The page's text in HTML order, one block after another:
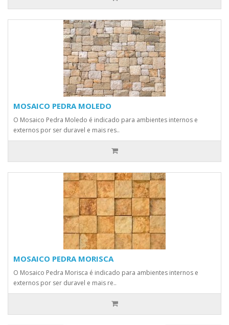
MOSAICO PEDRA MOLEDO
O Mosaico Pedra Moledo é indicado para ambientes internos e
externos por ser duravel e mais res..
MOSAICO PEDRA MORISCA
O Mosaico Pedra Morisca é indicado para ambientes internos e
externos por ser duravel e mais re..